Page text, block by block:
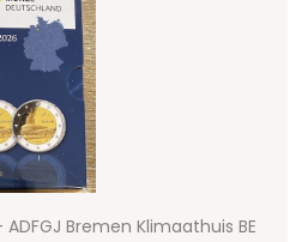
Bremen Klimaathuis BE